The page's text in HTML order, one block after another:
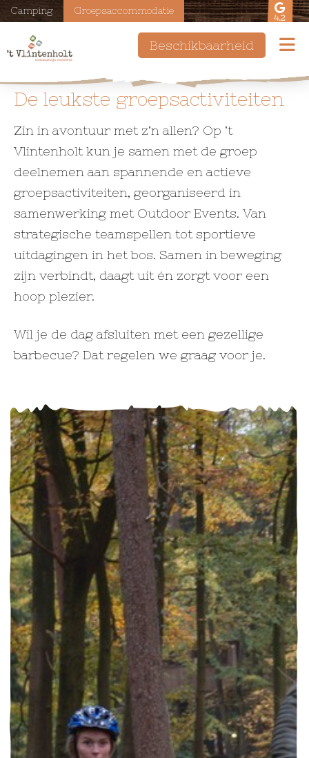
Camping Groepsaccommodatie
4.2
Beschikbaarheid
De leukste groepsactiviteiten
Zin in avontuur met z’n allen? Op ’t
Vlintenholt kun je samen met de groep
deelnemen aan spannende en actieve
groepsactiviteiten, georganiseerd in
samenwerking met Outdoor Events. Van
strategische teamspellen tot sportieve
uitdagingen in het bos. Samen in beweging
zijn verbindt, daagt uit én zorgt voor een
hoop plezier.
Wil je de dag afsluiten met een gezellige
barbecue? Dat regelen we graag voor je.